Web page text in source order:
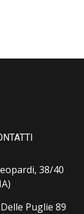
38/40
Puglie 89